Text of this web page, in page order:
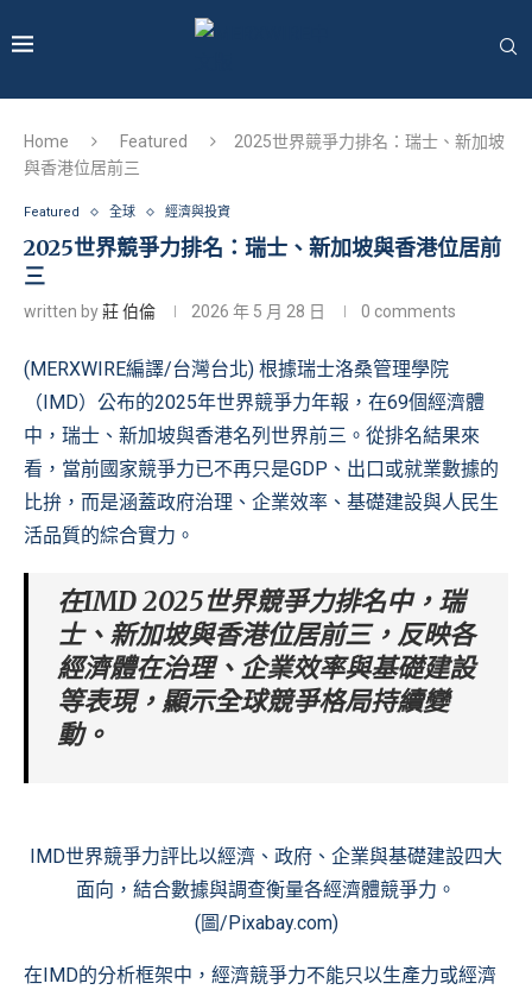
Home Featured
2025世界競爭力排名：瑞士、新加坡
與香港位居前三
Featured 全球 經濟與投資
2025世界競爭力排名：瑞士、新加坡與香港位居前
三
written by莊 伯倫 2026 年 5 月 28 日 0 comments
(MERXWIRE編譯/台灣台北) 根據瑞士洛桑管理學院
（IMD）公布的2025年世界競爭力年報，在69個經濟體
中，瑞士、新加坡與香港名列世界前三。從排名結果來
看，當前國家競爭力已不再只是GDP、出口或就業數據的
比拚，而是涵蓋政府治理、企業效率、基礎建設與人民生
活品質的綜合實力。
在IMD 2025世界競爭力排名中，瑞
士、新加坡與香港位居前三，反映各
經濟體在治理、企業效率與基礎建設
等表現，顯示全球競爭格局持續變
動。
IMD世界競爭力評比以經濟、政府、企業與基礎建設四大
面向，結合數據與調查衡量各經濟體競爭力。
(圖/Pixabay.com)
在IMD的分析框架中，經濟競爭力不能只以生產力或經濟